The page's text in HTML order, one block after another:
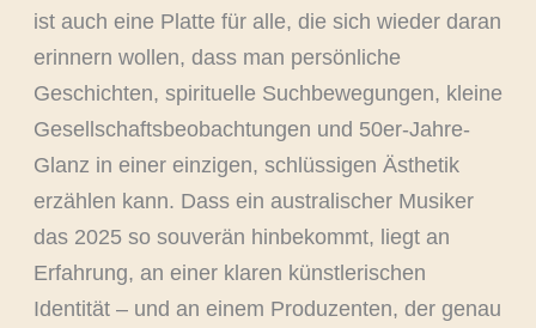
ist auch eine Platte für alle, die sich wieder daran
erinnern wollen, dass man persönliche
Geschichten, spirituelle Suchbewegungen, kleine
Gesellschaftsbeobachtungen und 50er-Jahre-
Glanz in einer einzigen, schlüssigen Ästhetik
erzählen kann. Dass ein australischer Musiker
das 2025 so souverän hinbekommt, liegt an
Erfahrung, an einer klaren künstlerischen
Identität – und an einem Produzenten, der genau